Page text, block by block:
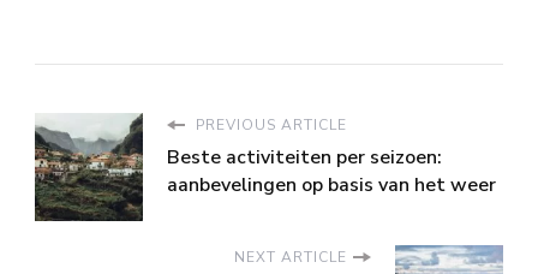
PREVIOUS ARTICLE
Beste activiteiten per seizoen:
aanbevelingen op basis van het weer
NEXT ARTICLE